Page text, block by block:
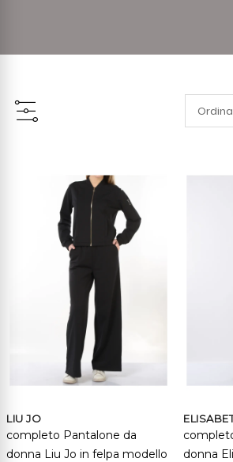
LIU JO
completo Pantalone da
donna Liu Jo in felpa modello
donna